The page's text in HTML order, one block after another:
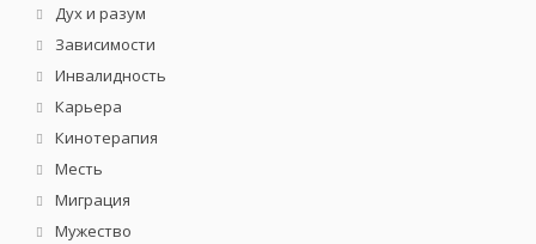
Дух и разум
Зависимости
Инвалидность
Карьера
Кинотерапия
Месть
Миграция
Мужество